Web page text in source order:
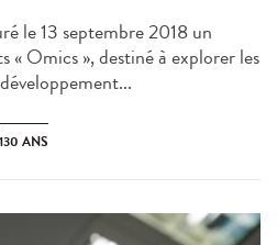
le 13 septembre 2018 un
« Omics », destiné à explorer les
130 ANS